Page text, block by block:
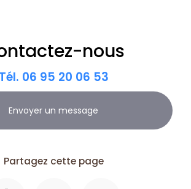
nous
Tél. 06 95 20 06 53
Envoyer un message
Partagez cette page